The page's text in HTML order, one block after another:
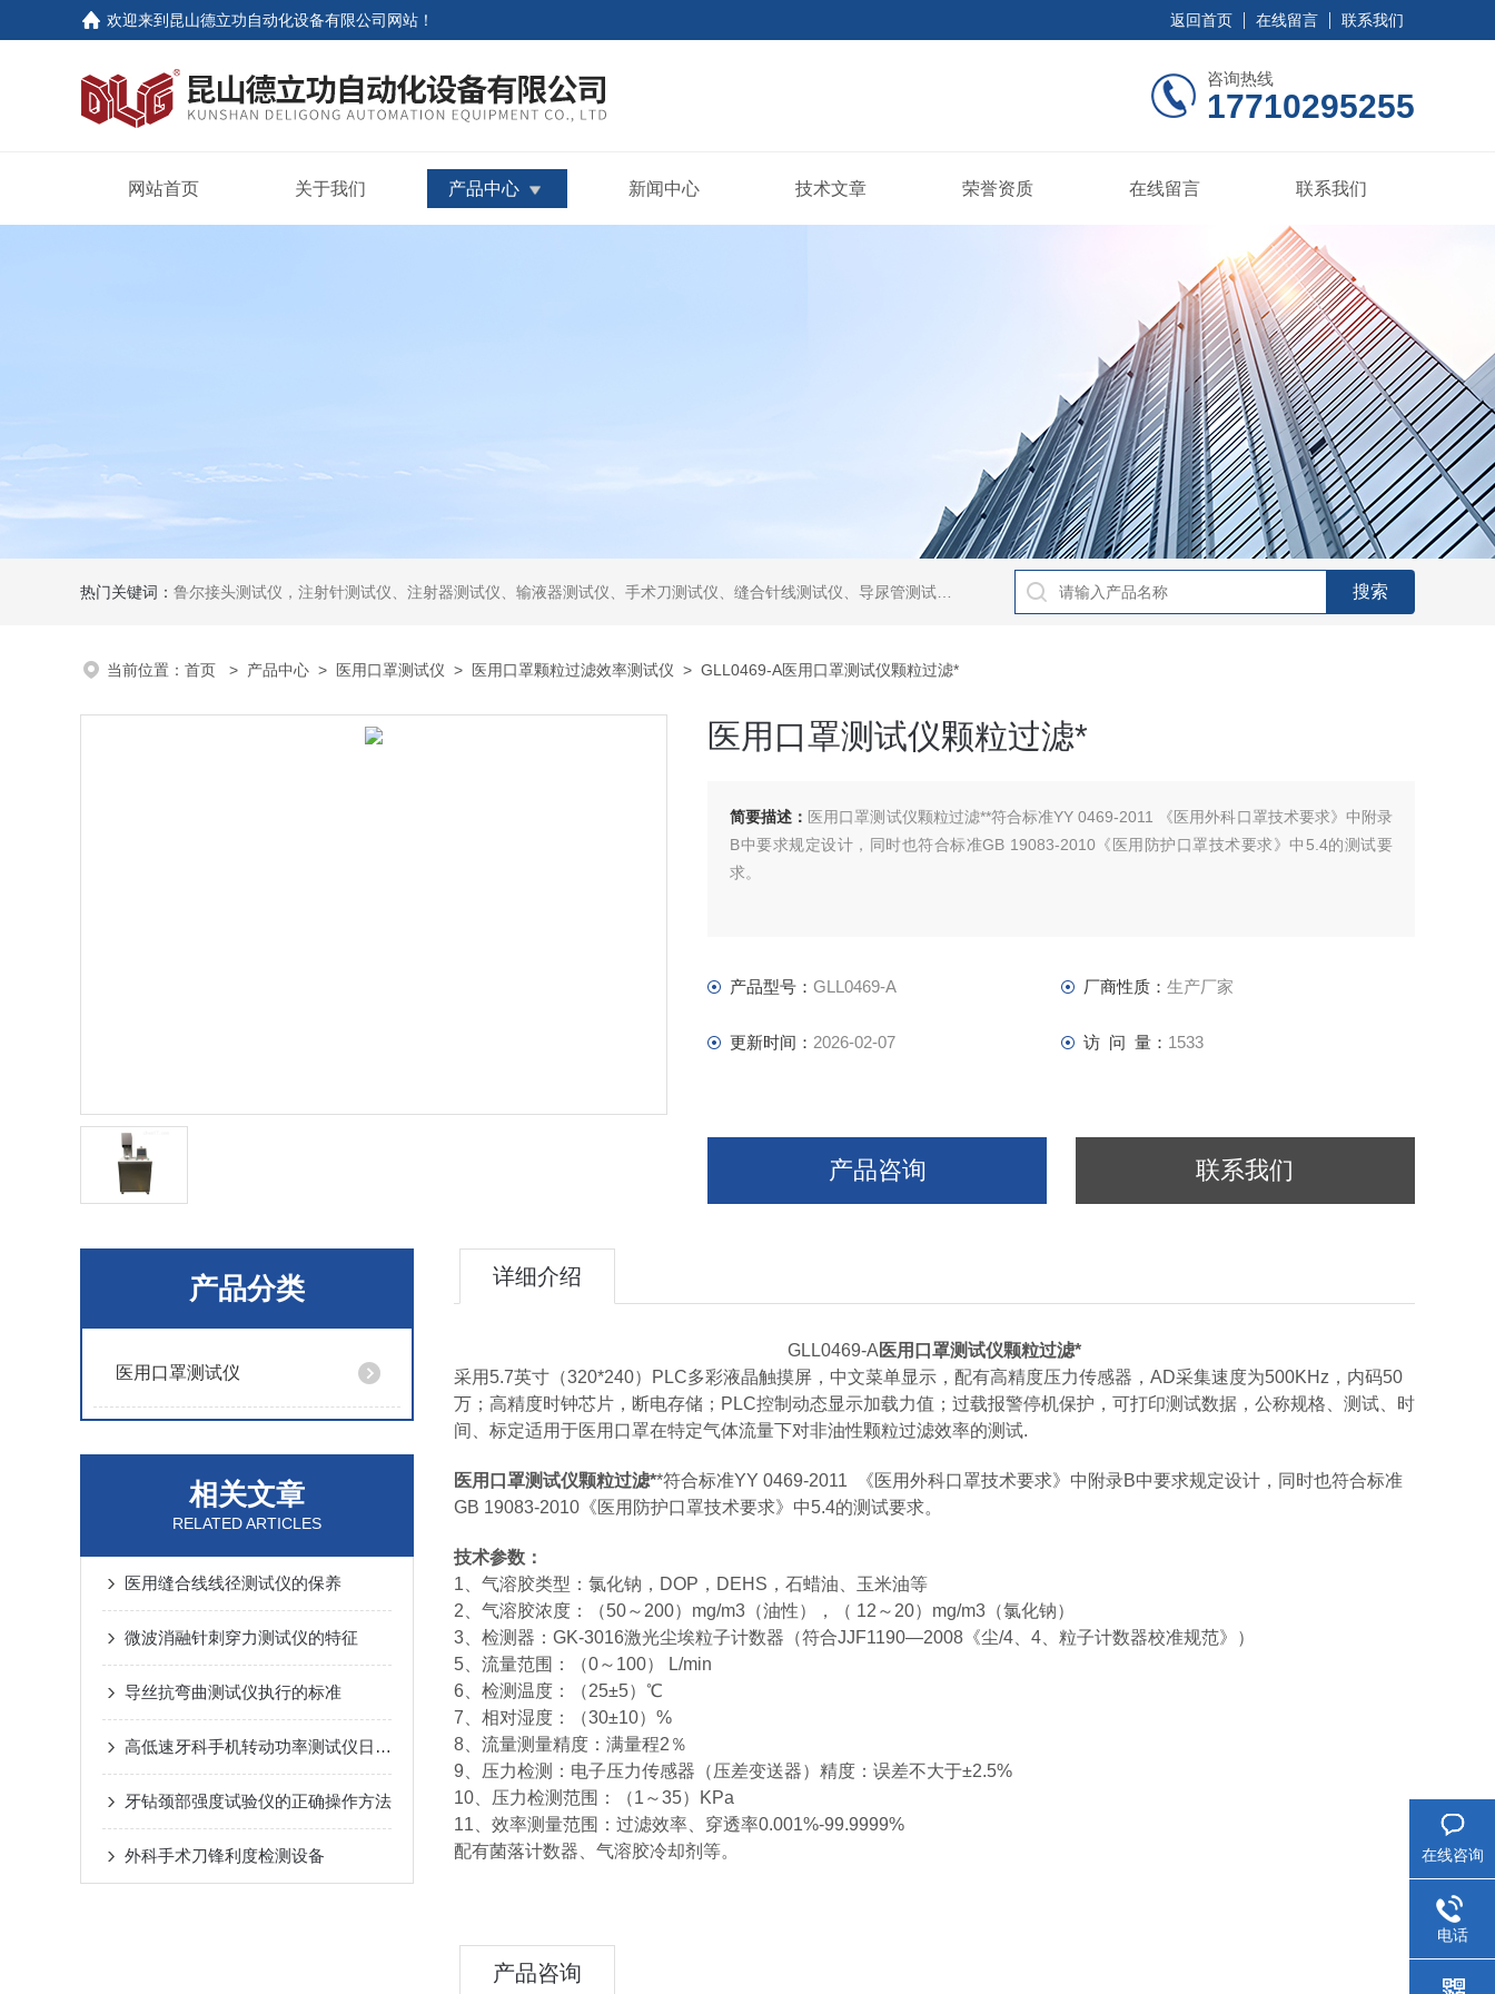
欢迎来到 昆山德立功自动化设备有限公司网站 ！ 返回首页 在线留言 联系我们
咨询热线
17710295255
网站首页 关于我们 产品中心 新闻中心 技术文章 荣誉资质 在线留言 联系我们
热门关键词： 鲁尔接头测试仪，注射针测试仪、注射器测试仪、输液器测试仪、手术刀测试仪、缝合针线测试仪、导尿管测试仪、医用镊钳测试仪、导引管导丝测试仪、针灸针测试仪、留置针测试仪
当前位置： 首页 > 产品中心 > 医用口罩测试仪 > 医用口罩颗粒过滤效率测试仪 > GLL0469-A医用口罩测试仪颗粒过滤*
医用口罩测试仪颗粒过滤*
简要描述： 医用口罩测试仪颗粒过滤**符合标准YY 0469-2011 《医用外科口罩技术要求》中附录
B中要求规定设计，同时也符合标准GB 19083-2010《医用防护口罩技术要求》中5.4的测试要
求。
产品型号： GLL0469-A 厂商性质： 生产厂家
更新时间： 2026-02-07 访 问 量： 1533
产品咨询 联系我们
产品分类
医用口罩测试仪
相关文章
RELATED ARTICLES
医用缝合线线径测试仪的保养
微波消融针刺穿力测试仪的特征
导丝抗弯曲测试仪执行的标准
高低速牙科手机转动功率测试仪日常保养事项
牙钻颈部强度试验仪的正确操作方法
外科手术刀锋利度检测设备
详细介绍
GLL0469-A 医用口罩测试仪颗粒过滤*
采用5.7英寸（320*240）PLC多彩液晶触摸屏，中文菜单显示，配有高精度压力传感器，AD采集速度为500KHz，内码50
万；高精度时钟芯片，断电存储；PLC控制动态显示加载力值；过载报警停机保护，可打印测试数据，公称规格、测试、时
间、标定适用于医用口罩在特定气体流量下对非油性颗粒过滤效率的测试.
医用口罩测试仪颗粒过滤**符合标准YY 0469-2011 《医用外科口罩技术要求》中附录B中要求规定设计，同时也符合标准
GB 19083-2010《医用防护口罩技术要求》中5.4的测试要求。
技术参数：
1、气溶胶类型：氯化钠，DOP，DEHS，石蜡油、玉米油等
2、气溶胶浓度：（50～200）mg/m3（油性），（ 12～20）mg/m3（氯化钠）
3、检测器：GK-3016激光尘埃粒子计数器（符合JJF1190—2008《尘/4、4、粒子计数器校准规范》）
5、流量范围：（0～100） L/min
6、检测温度：（25±5）℃
7、相对湿度：（30±10）%
8、流量测量精度：满量程2％
9、压力检测：电子压力传感器（压差变送器）精度：误差不大于±2.5%
10、压力检测范围：（1～35）KPa
11、效率测量范围：过滤效率、穿透率0.001%-99.9999%
配有菌落计数器、气溶胶冷却剂等。
产品咨询
在线咨询
电话